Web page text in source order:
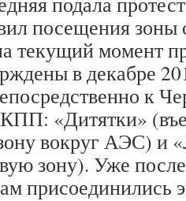
посещения зоны
текущий момент
в декабре
к
«Дитятки»
вокруг АЭС) и
зону). Уже после
присоединились